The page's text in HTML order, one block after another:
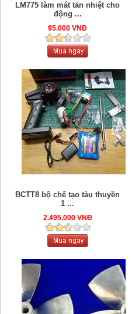
LM775 làm mát tản nhiệt cho
động ...
95.000 VNĐ
BCTT8 bộ chế tạo tàu thuyền
1 ...
2.495.000 VNĐ